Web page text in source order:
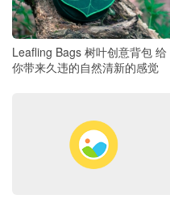
Leafling Bags 树叶创意背包 给
你带来久违的自然清新的感觉